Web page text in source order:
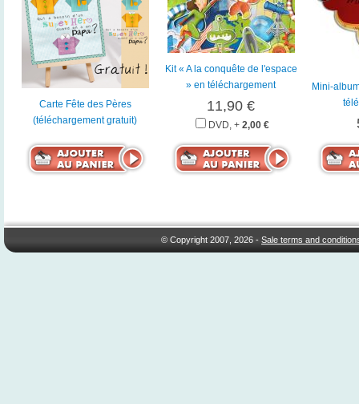
Carte Fête des Pères
(téléchargement gratuit)
Kit « A la conquête de l'espace
» en téléchargement
11,90 €
DVD, + 2,00 €
Mini-
© Copyright 2007, 2026 -Sale terms and